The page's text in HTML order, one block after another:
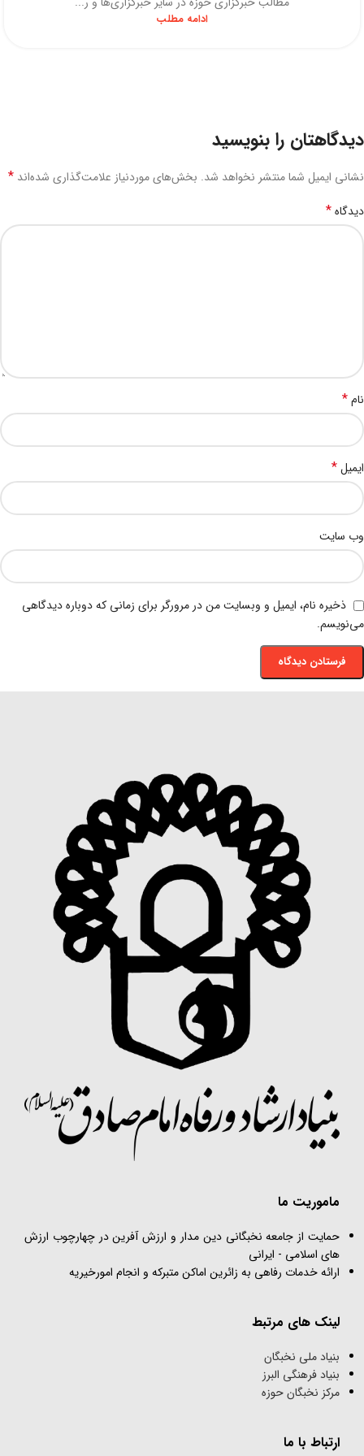
ادامه مطلب
دیدگاهتان را بنویسید
نشانی ایمیل شما منتشر نخواهد شد. بخش‌های موردنیاز علامت‌گذاری شده‌اند *
دیدگاه*
نام*
ایمیل*
وب‌ سایت
ذخیره نام، ایمیل و وبسایت من در مرورگر برای زمانی که دوباره دیدگاهی
می‌نویسم.
ماموریت ما
حمایت از جامعه نخبگانی دین مدار و ارزش آفرین در چهارچوب ارزش
های اسلامی - ایرانی
ارائه خدمات رفاهی به زائرین اماکن متبرکه و انجام امورخیریه
لینک های مرتبط
بنیاد ملی نخبگان
بنیاد فرهنگی البرز
مرکز نخبگان حوزه
ارتباط با ما